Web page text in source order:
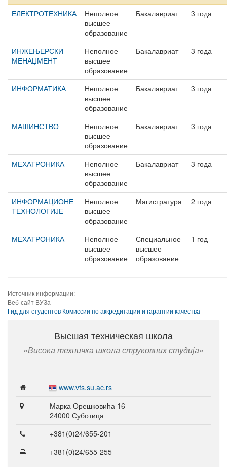
ЕЛЕКТРОТЕХНИКА
Неполное
высшее
образование
Бакалавриат 3 года
ИНЖЕЊЕРСКИ
МЕНАЏМЕНТ
Неполное
высшее
образование
Бакалавриат 3 года
ИНФОРМАТИКА
Неполное
высшее
образование
Бакалавриат 3 года
МАШИНСТВО
Неполное
высшее
образование
Бакалавриат 3 года
МЕХАТРОНИКА
Неполное
высшее
образование
Бакалавриат 3 года
ИНФОРМАЦИОНЕ
ТЕХНОЛОГИЈЕ
Неполное
высшее
образование
Магистратура 2 года
МЕХАТРОНИКА
Неполное
высшее
образование
Специальное
высшее
образование
1 год
Источник информации:
Веб-сайт ВУЗа
Гид для студентов Комиссии по аккредитации и гарантии качества
Высшая техническая школа
Висока техничка школа струковних студија
www.vts.su.ac.rs
Марка Орешковића 16
24000 Суботица
+381(0)24/655-201
+381(0)24/655-255